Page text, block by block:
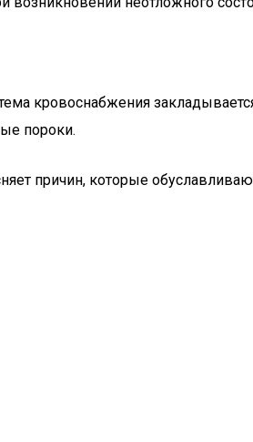
кровоснабжения
пороки.
причин, которые